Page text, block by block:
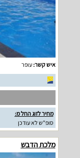
איש קשר:עופר
מחיר לזוג החל מ:
סופ"ש לא עודכן
מלכת הדבש